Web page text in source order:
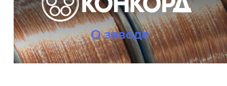
О заводе